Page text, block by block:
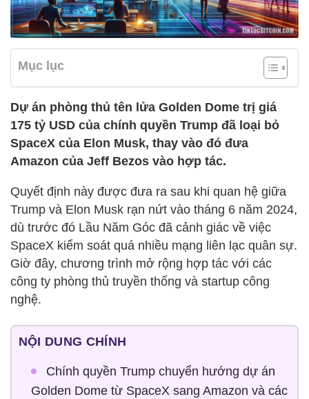
Mục lục
Dự án phòng thủ tên lửa Golden Dome trị giá
175 tỷ USD của chính quyền Trump đã loại bỏ
SpaceX của Elon Musk, thay vào đó đưa
Amazon của Jeff Bezos vào hợp tác.
Quyết định này được đưa ra sau khi quan hệ giữa
Trump và Elon Musk rạn nứt vào tháng 6 năm 2024,
dù trước đó Lầu Năm Góc đã cảnh giác về việc
SpaceX kiểm soát quá nhiều mạng liên lạc quân sự.
Giờ đây, chương trình mở rộng hợp tác với các
công ty phòng thủ truyền thống và startup công
nghệ.
NỘI DUNG CHÍNH
Chính quyền Trump chuyển hướng dự án
Golden Dome từ SpaceX sang Amazon và các